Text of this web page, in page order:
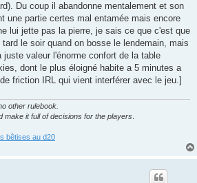
Du coup il abandonne mentalement et son
une partie certes mal entamée mais encore
lui jette pas la pierre, je sais ce que c'est que
le soir quand on bosse le lendemain, mais
valeur l'énorme confort de la table
dont le plus éloigné habite a 5 minutes a
friction IRL qui vient interférer avec le jeu.]
other rulebook.
make it full of decisions for the players
bêtises au d20